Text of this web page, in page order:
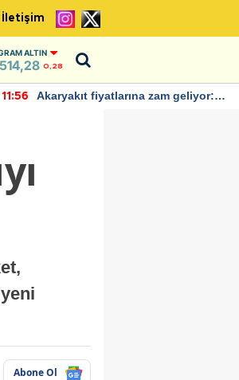
İletişim
ALTIN
0,28
11:56
Akaryakıt fiyatlarına zam geliyor:
Abone Ol